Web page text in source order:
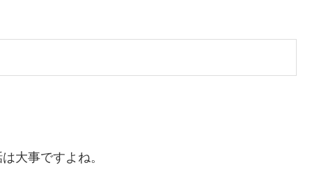
大事ですよね。